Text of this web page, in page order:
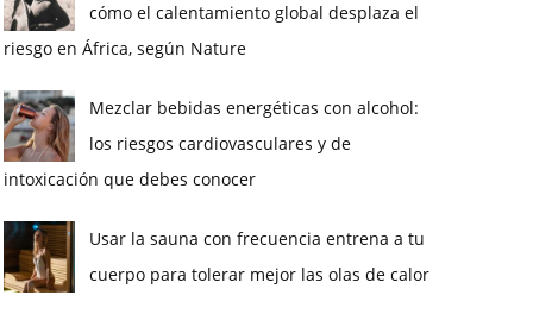
cómo el calentamiento global desplaza el
riesgo en África, según Nature
Mezclar bebidas energéticas con alcohol:
los riesgos cardiovasculares y de
intoxicación que debes conocer
Usar la sauna con frecuencia entrena a tu
cuerpo para tolerar mejor las olas de calor